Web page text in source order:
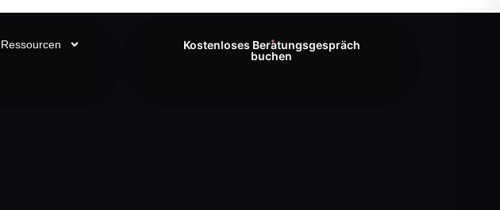
Ressourcen
Kostenloses Beratungsgespräch
buchen